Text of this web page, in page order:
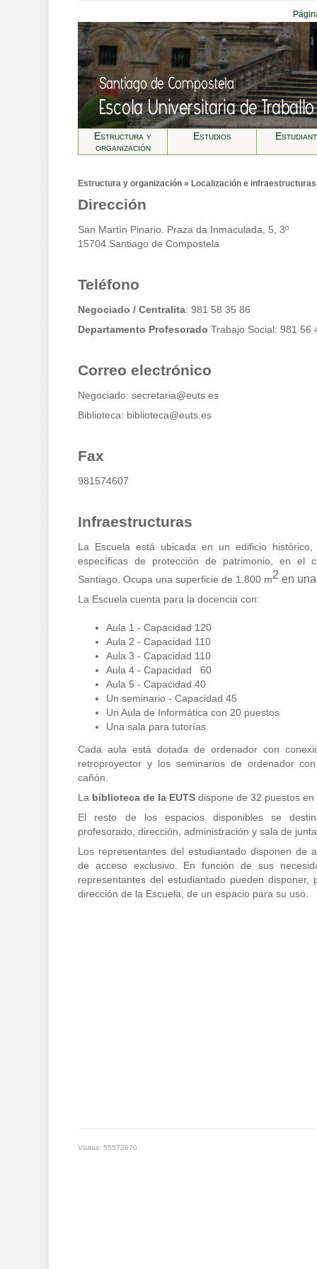
Estructura y
organización
Estudios
Estructura y organización » Localización e infraestructuras
Dirección
San Martín Pinario. Praza da Inmaculada, 5, 3º
15704 Santiago de Compostela
Teléfono
Negociado / Centralita: 981 58 35 86
Departamento Profesorado Trabajo Social: 981 56
Correo electrónico
Negociado: secretaria@euts.es
Biblioteca: biblioteca@euts.es
Fax
981574607
Infraestructuras
La Escuela está ubicada en un edificio
específicas de protección de patrimonio, en el
Santiago. Ocupa una superficie de 1.800 m2 en
La Escuela cuenta para la docencia con:
Aula 1 - Capacidad 120
Aula 2 - Capacidad 110
Aula 3 - Capacidad 110
Aula 4 - Capacidad 60
Aula 5 - Capacidad 40
Un seminario - Capacidad 45
Un Aula de Informática con 20 puestos
Una sala para tutorías.
Cada aula está dotada de ordenador con
retroproyector y los seminarios de ordenador
cañón.
La biblioteca de la EUTS dispone de 32 puestos
El resto de los espacios disponibles se
profesorado, dirección, administración y sala de
Los representantes del estudiantado disponen de
de acceso exclusivo. En función de sus
representantes del estudiantado pueden disponer,
dirección de la Escuela, de un espacio para su uso.
Visitas: 55572670